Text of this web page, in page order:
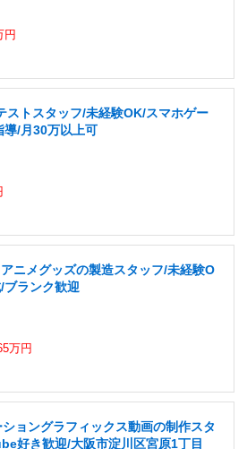
円
ストスタッフ/未経験OK/スマホゲー
導/月30万以上可
アニメグッズの製造スタッフ/未経験O
ブランク歓迎
万円
ショングラフィックス動画の制作スタ
好き歓迎/大阪市淀川区宮原1丁目